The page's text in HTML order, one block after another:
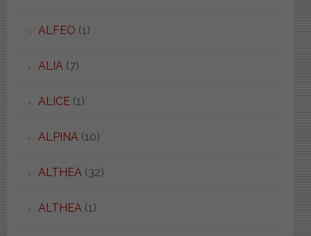
ALFEO (1)
ALIA(7)
ALICE(1)
ALPINA(10)
ALTHEA(32)
ALTHEA(1)